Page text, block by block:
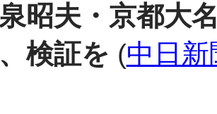
昭夫・京都大
検証を (中日新